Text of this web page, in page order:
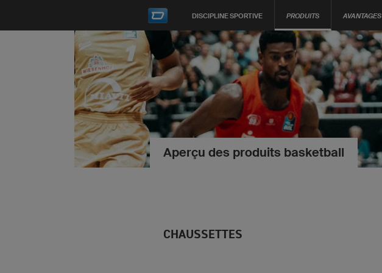
DISCIPLINE SPORTIVE PRODUITS AVANTAGES
Aperçu des produits basketball
CHAUSSETTES